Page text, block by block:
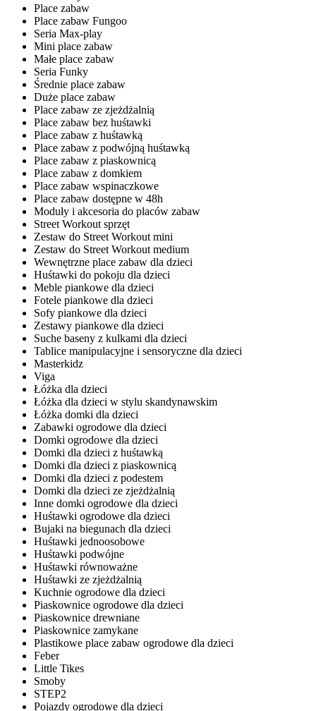
Place zabaw
Place zabaw Fungoo
Seria Max-play
Mini place zabaw
Małe place zabaw
Seria Funky
Średnie place zabaw
Duże place zabaw
Place zabaw ze zjeżdżalnią
Place zabaw bez huśtawki
Place zabaw z huśtawką
Place zabaw z podwójną huśtawką
Place zabaw z piaskownicą
Place zabaw z domkiem
Place zabaw wspinaczkowe
Place zabaw dostępne w 48h
Moduły i akcesoria do placów zabaw
Street Workout sprzęt
Zestaw do Street Workout mini
Zestaw do Street Workout medium
Wewnętrzne place zabaw dla dzieci
Huśtawki do pokoju dla dzieci
Meble piankowe dla dzieci
Fotele piankowe dla dzieci
Sofy piankowe dla dzieci
Zestawy piankowe dla dzieci
Suche baseny z kulkami dla dzieci
Tablice manipulacyjne i sensoryczne dla dzieci
Masterkidz
Viga
Łóżka dla dzieci
Łóżka dla dzieci w stylu skandynawskim
Łóżka domki dla dzieci
Zabawki ogrodowe dla dzieci
Domki ogrodowe dla dzieci
Domki dla dzieci z huśtawką
Domki dla dzieci z piaskownicą
Domki dla dzieci z podestem
Domki dla dzieci ze zjeżdżalnią
Inne domki ogrodowe dla dzieci
Huśtawki ogrodowe dla dzieci
Bujaki na biegunach dla dzieci
Huśtawki jednoosobowe
Huśtawki podwójne
Huśtawki równoważne
Huśtawki ze zjeżdżalnią
Kuchnie ogrodowe dla dzieci
Piaskownice ogrodowe dla dzieci
Piaskownice drewniane
Piaskownice zamykane
Plastikowe place zabaw ogrodowe dla dzieci
Feber
Little Tikes
Smoby
STEP2
Pojazdy ogrodowe dla dzieci